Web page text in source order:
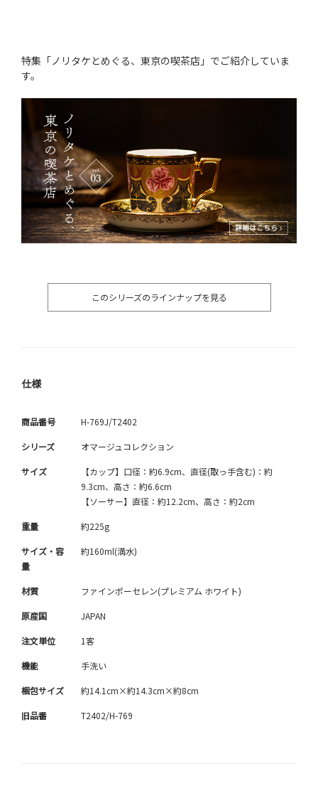
特集「ノリタケとめぐる、東京の喫茶店」でご紹介していま
す。
このシリーズのラインナップを見る
仕様
商品番号 H-769J/T2402
シリーズ オマージュコレクション
サイズ
【カップ】口径：約6.9cm、直径(取っ手含む)：約
9.3cm、高さ：約6.6cm
【ソーサー】直径：約12.2cm、高さ：約2cm
重量 約225g
サイズ・容
量
約160ml(満水)
材質 ファインポーセレン(プレミアム ホワイト)
原産国 JAPAN
注文単位 1客
機能 手洗い
梱包サイズ 約14.1cm×約14.3cm×約8cm
旧品番 T2402/H-769